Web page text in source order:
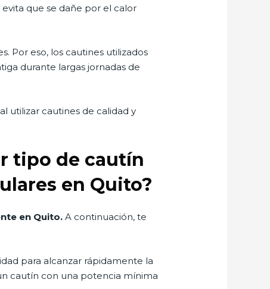
que se dañe por el calor
Por eso, los cautines utilizados
durante largas jornadas de
utilizar cautines de calidad y
tipo de cautín
en Quito?
en Quito. A continuación, te
para alcanzar rápidamente la
cautín con una potencia mínima